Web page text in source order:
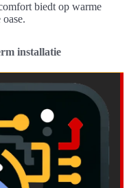
biedt op warme
installatie